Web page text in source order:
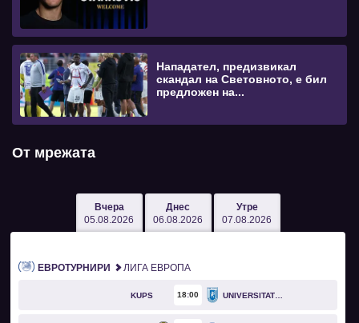
Нападател, предизвикал
скандал на Световното, е бил
предложен на...
От мрежата
Вчера
05.08.2026
Днес
06.08.2026
Утре
07.08.2026
ЕВРОТУРНИРИ ЛИГА ЕВРОПА
KUPS 18 00 UNIVERSITATEA CRAIOVA